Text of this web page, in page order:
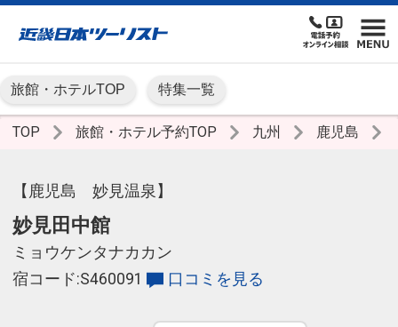
旅館・ホテルTOP 特集一覧
TOP 旅館・ホテル予約TOP 九州 鹿児島
【鹿児島 妙見温泉】
妙見田中館
ミョウケンタナカカン
宿コード:S460091
口コミを見る